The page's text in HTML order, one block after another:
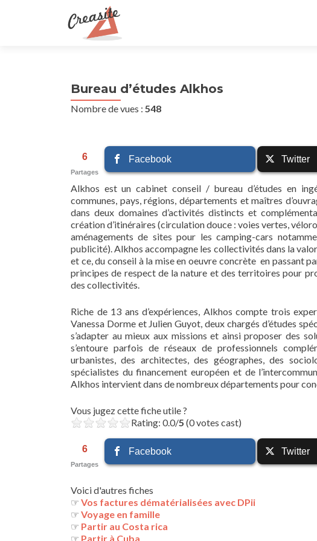
Bureau d’études Alkhos
Nombre de vues : 548
6
Partages
Facebook Twitter
Alkhos est un cabinet conseil / bureau d’études en
communes, pays, régions, départements et maîtres
dans deux domaines d’activités distincts et
création d’itinéraires (circulation douce : voies vertes,
aménagements de sites pour les camping-cars
publicité). Alkhos accompagne les collectivités dans la
et ce, du conseil à la mise en oeuvre concrète en passant
principes de respect de la nature et des territoires pour
des collectivités.
Riche de 13 ans d’expériences, Alkhos compte trois
Vanessa Dorme et Julien Guyot, deux chargés d’études
s’adapter au mieux aux missions et ainsi proposer des
s’entoure parfois de réseaux de professionnels
urbanistes, des architectes, des géographes, des
spécialistes du financement européen et de
Alkhos intervient dans de nombreux départements pour
Vous jugez cette fiche utile ?
Rating: 0.0/5 (0 votes cast)
6
Partages
Facebook Twitter
Voici d'autres fiches
☞ Vos factures dématérialisées avec DPii
☞ Voyage en famille
☞ Partir au Costa rica
☞ Partir à Cuba